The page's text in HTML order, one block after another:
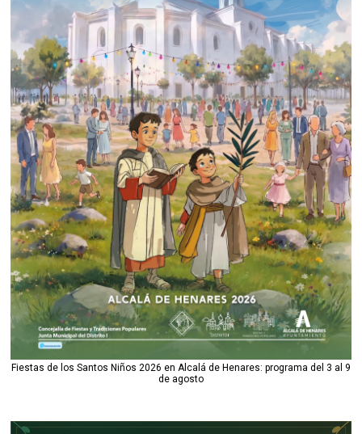
Fiestas de los Santos Niños 2026 en Alcalá de Henares: programa del 3 al 9
de agosto